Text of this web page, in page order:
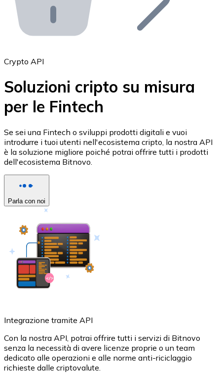
API Bitnovo
Integra la nostra API nel tuo ecosistema.
Unisciti alla nostra rete di rivenditori e
Aggiungi il token del tuo progetto al nostro servizio di
BTC
Ethereum
Crypto API
Soluzioni cripto su misura
per le Fintech
Se sei una Fintech o sviluppi prodotti digitali e vuoi
introdurre i tuoi utenti nell'ecosistema cripto, la nostra API
è la soluzione migliore poiché potrai offrire tutti i prodotti
dell'ecosistema Bitnovo.
Parla con noi
Integrazione tramite API
Con la nostra API, potrai offrire tutti i servizi di Bitnovo
senza la necessità di avere licenze proprie o un team
dedicato alle operazioni e alle norme anti-riciclaggio
richieste dalle criptovalute.